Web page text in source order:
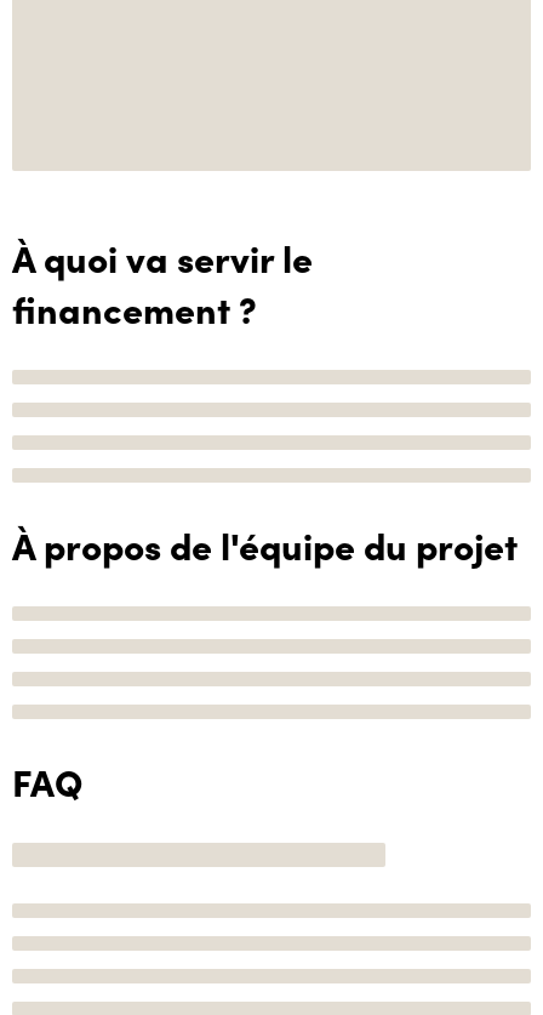
À quoi va servir le
financement ?
À propos de l'équipe du projet
FAQ